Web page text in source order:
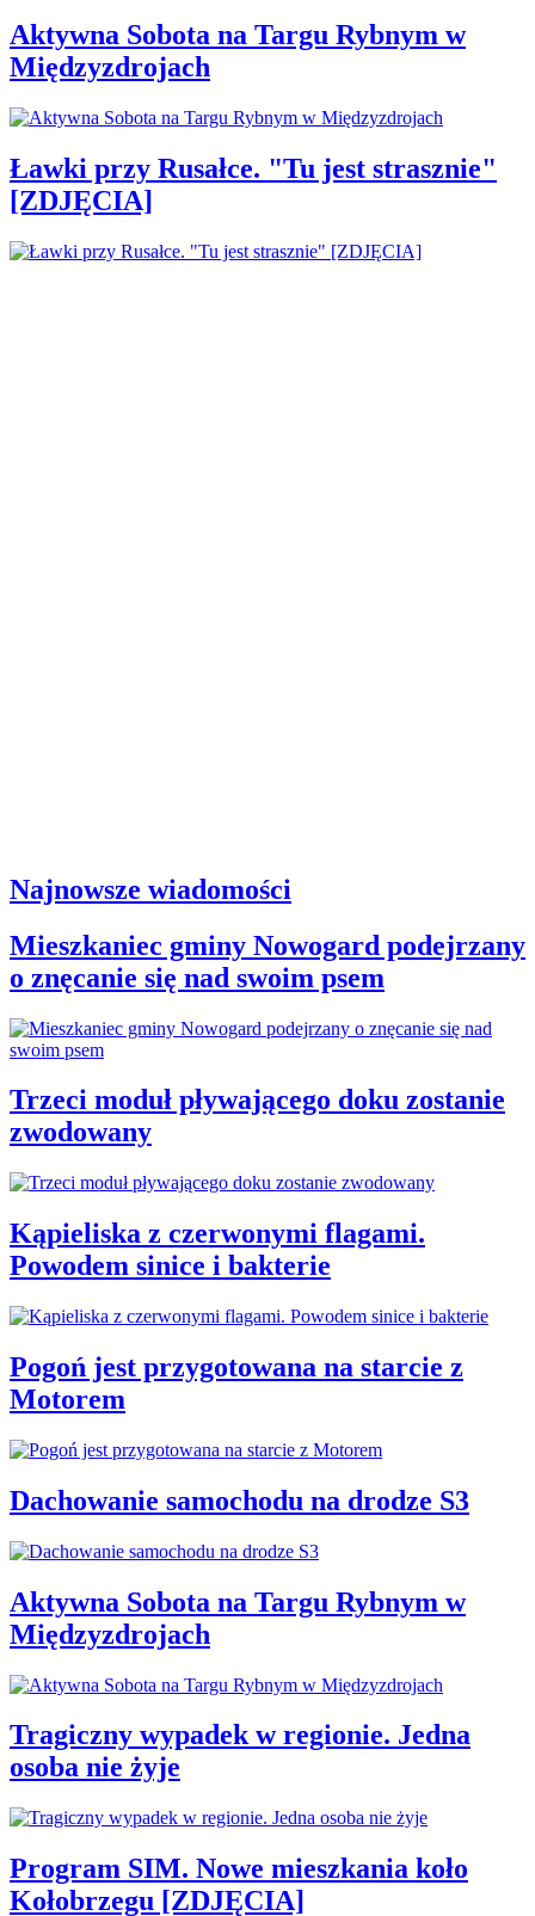
Aktywna Sobota na Targu Rybnym w
Międzyzdrojach
Ławki przy Rusałce. "Tu jest strasznie"
[ZDJĘCIA]
Najnowsze wiadomości
Mieszkaniec gminy Nowogard podejrzany
o znęcanie się nad swoim psem
Trzeci moduł pływającego doku zostanie
zwodowany
Kąpieliska z czerwonymi flagami.
Powodem sinice i bakterie
Pogoń jest przygotowana na starcie z
Motorem
Dachowanie samochodu na drodze S3
Aktywna Sobota na Targu Rybnym w
Międzyzdrojach
Tragiczny wypadek w regionie. Jedna
osoba nie żyje
Program SIM. Nowe mieszkania koło
Kołobrzegu [ZDJĘCIA]